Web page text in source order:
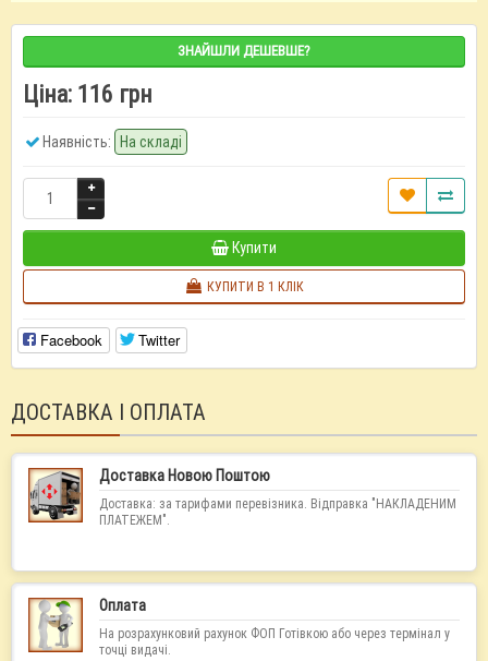
ЗНАЙШЛИ ДЕШЕВШЕ?
Ціна: 116 грн
Наявність: На складі
Купити
КУПИТИ В 1 КЛІК
Facebook Twitter
ДОСТАВКА І ОПЛАТА
Доставка Новою Поштою
Доставка: за тарифами перевізника. Відправка "НАКЛАДЕНИМ
ПЛАТЕЖЕМ".
Оплата
На розрахунковий рахунок ФОП Готівкою або через термінал у
точці видачі.